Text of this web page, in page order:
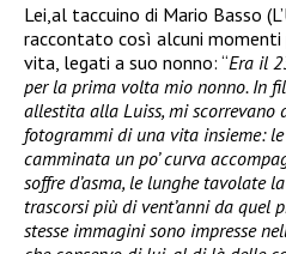
Lei,al taccuino di Mario Basso
raccontato così alcuni
vita, legati a suo nonno: “Era il
per la prima volta mio nonno. In
allestita alla Luiss, mi scorrevano
fotogrammi di una vita insieme:
camminata un po’ curva
soffre d’asma, le lunghe tavolate
trascorsi più di vent’anni da quel
stesse immagini sono impresse